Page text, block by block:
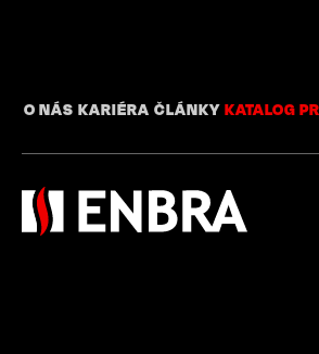
O NÁS KARIÉRA ČLÁNKY KATALOG